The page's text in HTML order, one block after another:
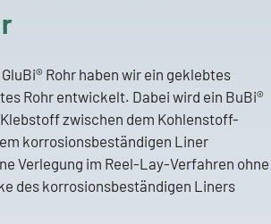
Rohr haben wir ein geklebtes
Rohr entwickelt. Dabei wird ein BuBi®
zwischen dem Kohlenstoff-
korrosionsbeständigen Liner
Verlegung im Reel-Lay-Verfahren ohne
des korrosionsbeständigen Liners
zu uns!
+49 5834 50-0